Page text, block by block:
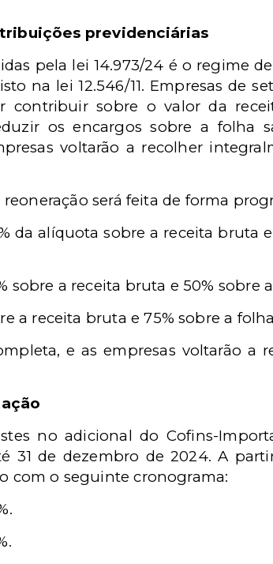
previdenciárias
pela lei 14.973/24 é o regime
na lei 12.546/11. Empresas de
contribuir sobre o valor da
os encargos sobre a folha
voltarão a recolher
será feita de forma
da alíquota sobre a receita bruta
sobre a receita bruta e 50% sobre
a receita bruta e 75% sobre a
e as empresas voltarão a
no adicional do Cofins-
31 de dezembro de 2024. A
com o seguinte cronograma: